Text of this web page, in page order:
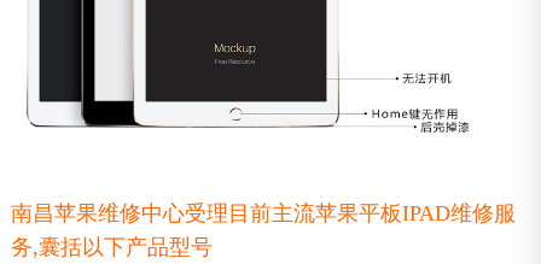
南昌苹果维修中心受理目前主流苹果平板IPAD维修服
务,囊括以下产品型号